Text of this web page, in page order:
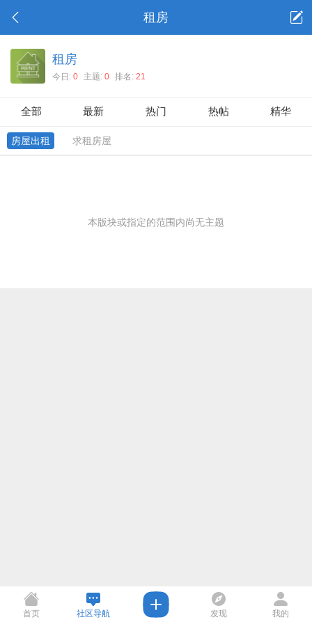
租房
租房
今日:0 主题:0 排名:21
全部 最新 热门 热帖 精华
房屋出租 求租房屋
本版块或指定的范围内尚无主题
首页 社区导航 发现 我的